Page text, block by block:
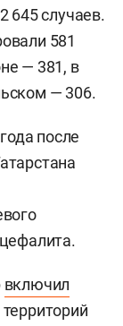
645 случаев.
581
— 381, в
— 306.
после
включил